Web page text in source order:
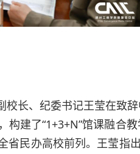
长、纪委书记王莹在致
建了“1+3+N”馆课融合
民办高校前列。王莹指